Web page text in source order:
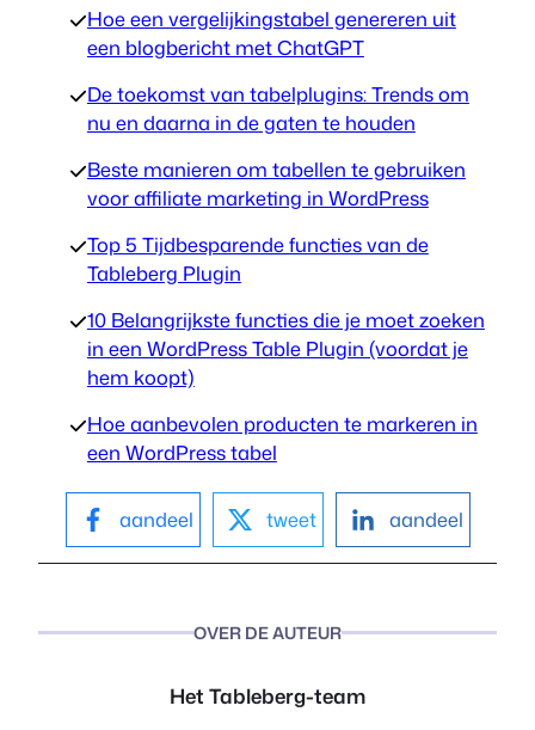
Hoe een vergelijkingstabel genereren uit
een blogbericht met ChatGPT
De toekomst van tabelplugins: Trends om
nu en daarna in de gaten te houden
Beste manieren om tabellen te gebruiken
voor affiliate marketing in WordPress
Top 5 Tijdbesparende functies van de
Tableberg Plugin
10 Belangrijkste functies die je moet zoeken
in een WordPress Table Plugin (voordat je
hem koopt)
Hoe aanbevolen producten te markeren in
een WordPress tabel
aandeel tweet aandeel
OVER DE AUTEUR
Het Tableberg-team